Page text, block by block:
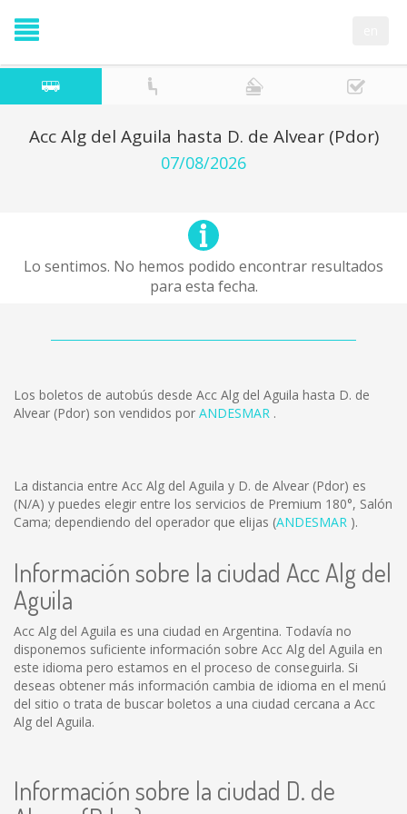
Acc Alg del Aguila hasta D. de Alvear (Pdor)
07/08/2026
Lo sentimos. No hemos podido encontrar resultados
para esta fecha.
Los boletos de autobús desde Acc Alg del Aguila hasta D. de
Alvear (Pdor) son vendidos por ANDESMAR .
La distancia entre Acc Alg del Aguila y D. de Alvear (Pdor) es
(N/A) y puedes elegir entre los servicios de Premium 180°, Salón
Cama; dependiendo del operador que elijas (ANDESMAR ).
Información sobre la ciudad Acc Alg del
Aguila
Acc Alg del Aguila es una ciudad en Argentina. Todavía no
disponemos suficiente información sobre Acc Alg del Aguila en
este idioma pero estamos en el proceso de conseguirla. Si
deseas obtener más información cambia de idioma en el menú
del sitio o trata de buscar boletos a una ciudad cercana a Acc
Alg del Aguila.
Información sobre la ciudad D. de